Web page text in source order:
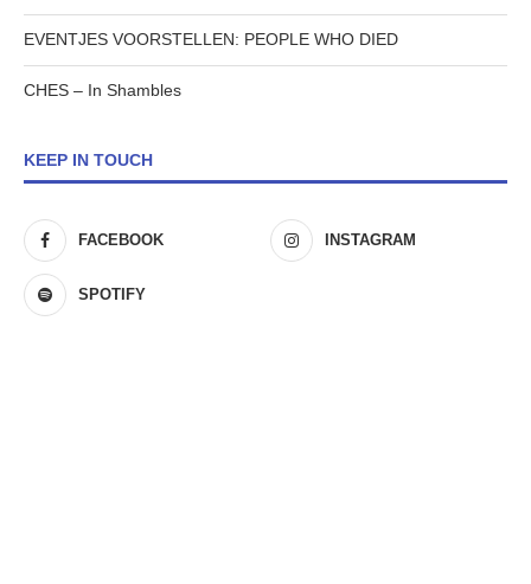
EVENTJES VOORSTELLEN: PEOPLE WHO DIED
CHES – In Shambles
KEEP IN TOUCH
FACEBOOK INSTAGRAM
SPOTIFY